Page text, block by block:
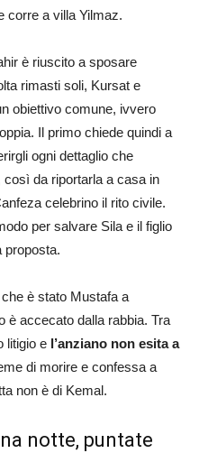
corre a villa Yilmaz.
è riuscito a sposare
rimasti soli, Kursat e
obiettivo comune, ivvero
Il primo chiede quindi a
ogni dettaglio che
da riportarla a casa in
celebrino il rito civile.
per salvare Sila e il figlio
proposta.
è stato Mustafa a
è accecato dalla rabbia. Tra
litigio e l’anziano non esita a
di morire e confessa a
non è di Kemal.
notte, puntate